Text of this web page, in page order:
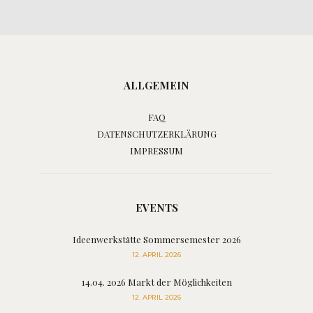
ALLGEMEIN
FAQ
DATENSCHUTZERKLÄRUNG
IMPRESSUM
EVENTS
Ideenwerkstätte Sommersemester 2026
12. APRIL 2026
14.04. 2026 Markt der Möglichkeiten
12. APRIL 2026